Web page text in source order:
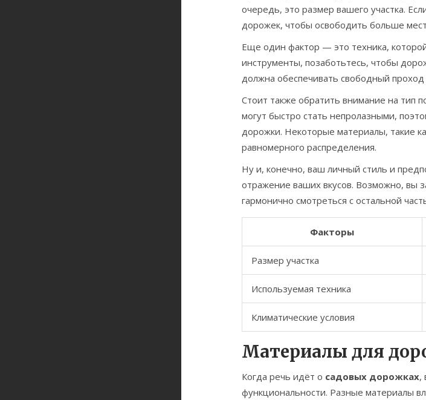
очередь, это размер вашего участка.
дорожек, чтобы освободить больше
Еще один фактор — это техника,
инструменты, позаботьтесь, чтобы
должна обеспечивать свободный
Стоит также обратить внимание на тип
могут быстро стать непролазными,
дорожки. Некоторые материалы, такие
равномерного распределения.
Ну и, конечно, ваш личный стиль и
отражение ваших вкусов. Возможно, вы
гармонично смотреться с остальной
Факторы
Размер участка
Используемая техника
Климатические условия
Материалы для
Когда речь идёт о садовых дорожках,
функциональности. Разные материалы